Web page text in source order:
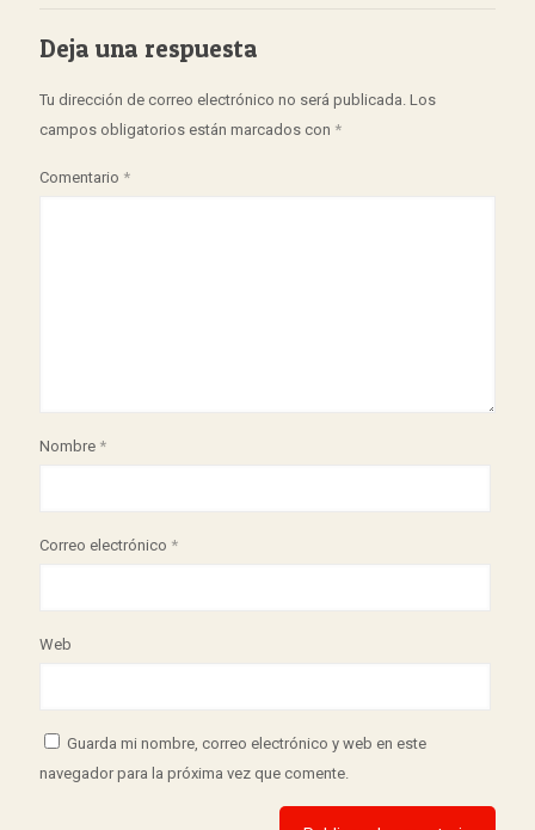
Deja una respuesta
Tu dirección de correo electrónico no será publicada. Los
campos obligatorios están marcados con *
Comentario *
Nombre *
Correo electrónico *
Web
Guarda mi nombre, correo electrónico y web en este
navegador para la próxima vez que comente.